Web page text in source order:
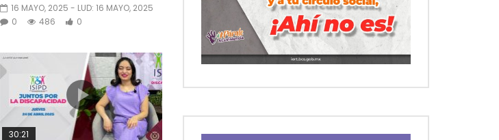
16 MAYO, 2025 - LUD:16 MAYO, 2025
0
486 0
30:21